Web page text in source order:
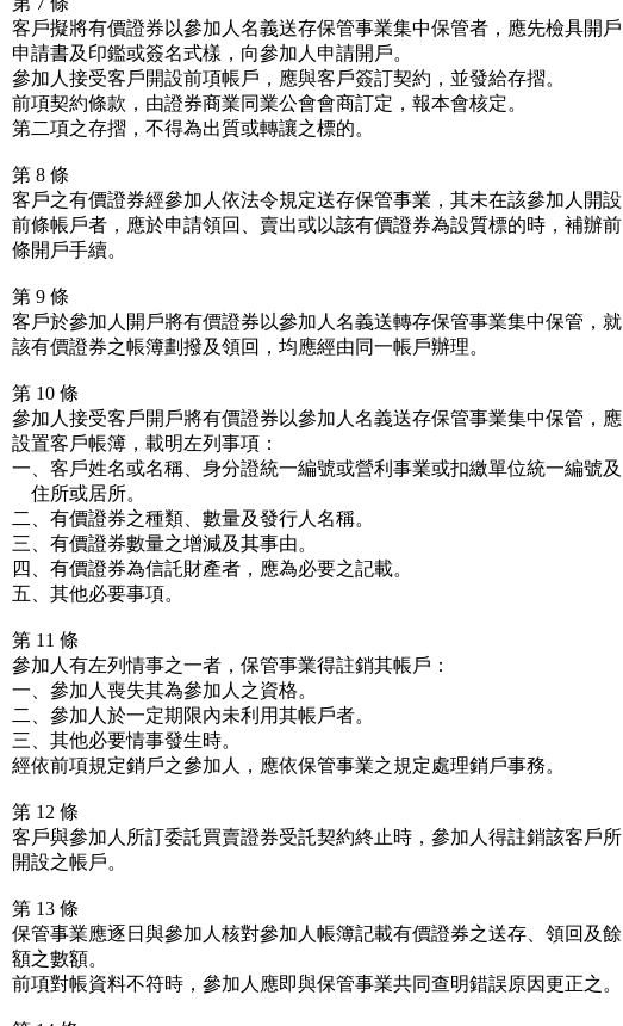
客戶擬將有價證券以參加人名義送存保管事業集中保管者，應先檢具開戶
申請書及印鑑或簽名式樣，向參加人申請開戶。
參加人接受客戶開設前項帳戶，應與客戶簽訂契約，並發給存摺。
前項契約條款，由證券商業同業公會會商訂定，報本會核定。
第二項之存摺，不得為出質或轉讓之標的。
第 8 條
客戶之有價證券經參加人依法令規定送存保管事業，其未在該參加人開設
前條帳戶者，應於申請領回、賣出或以該有價證券為設質標的時，補辦前
條開戶手續。
第 9 條
客戶於參加人開戶將有價證券以參加人名義送轉存保管事業集中保管，就
該有價證券之帳簿劃撥及領回，均應經由同一帳戶辦理。
第 10 條
參加人接受客戶開戶將有價證券以參加人名義送存保管事業集中保管，應
設置客戶帳簿，載明左列事項：
一、客戶姓名或名稱、身分證統一編號或營利事業或扣繳單位統一編號及
住所或居所。
二、有價證券之種類、數量及發行人名稱。
三、有價證券數量之增減及其事由。
四、有價證券為信託財產者，應為必要之記載。
五、其他必要事項。
第 11 條
參加人有左列情事之一者，保管事業得註銷其帳戶：
一、參加人喪失其為參加人之資格。
二、參加人於一定期限內未利用其帳戶者。
三、其他必要情事發生時。
經依前項規定銷戶之參加人，應依保管事業之規定處理銷戶事務。
第 12 條
客戶與參加人所訂委託買賣證券受託契約終止時，參加人得註銷該客戶所
開設之帳戶。
第 13 條
保管事業應逐日與參加人核對參加人帳簿記載有價證券之送存、領回及餘
額之數額。
前項對帳資料不符時，參加人應即與保管事業共同查明錯誤原因更正之。